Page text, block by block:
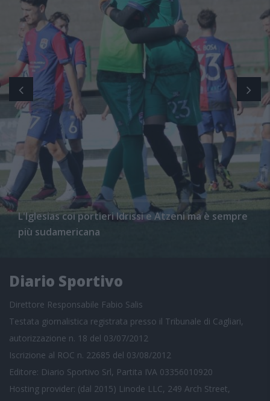
L'Iglesias coi portieri Idrissi e Atzeni ma è sempre
più sudamericana
Diario Sportivo
Direttore Responsabile Fabio Salis
Testata giornalistica registrata presso il Tribunale di Cagliari,
autorizzazione n. 18 del 03/07/2012
Iscrizione al ROC n. 22685 del 03/08/2012
Editore: Diario Sportivo Srl, Partita IVA 03356010920
Hosting provider: (dal 2015) Linode LLC, 249 Arch Street,